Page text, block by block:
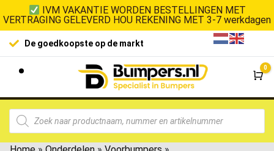
IVM VAKANTIE WORDEN BESTELLINGEN MET
VERTRAGING GELEVERD HOU REKENING MET 3-7 werkdagen
De goedkoopste op de markt
0